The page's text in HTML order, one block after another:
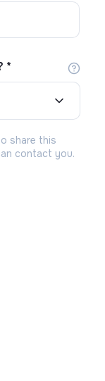
*
share this
contact you.